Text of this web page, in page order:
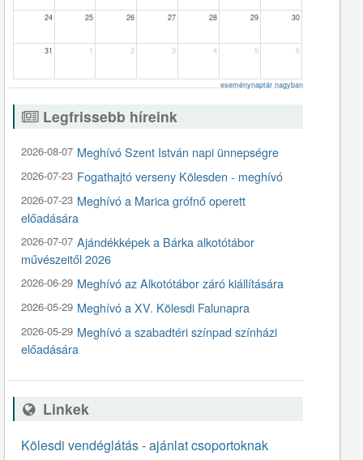
24 25 26 27 28 29 30
31 1 2 3 4 5 6
eseménynaptár nagyban
Legfrissebb híreink
2026-08-07 Meghívó Szent István napi ünnepségre
2026-07-23 Fogathajtó verseny Kölesden - meghívó
2026-07-23 Meghívó a Marica grófnő operett
előadására
2026-07-07 Ajándékképek a Bárka alkotótábor
művészeitől 2026
2026-06-29 Meghívó az Alkotótábor záró kiállítására
2026-05-29 Meghívó a XV. Kölesdi Falunapra
2026-05-29 Meghívó a szabadtéri színpad színházi
előadására
Linkek
Kölesdi vendéglátás - ajánlat csoportoknak